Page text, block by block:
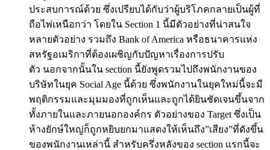
ประสบการณ์ด้วย ซึ่งเปรียบได้กับว่าผู้บริโภคกลายเป็นผู้ที่
ถือไพ่เหนือกว่า โดยใน Section 1 นี้มีตัวอย่างที่น่าสนใจ
หลายตัวอย่าง รวมถึง Bank of America หรือธนาคารแห่ง
สหรัฐอเมริกาที่ต้องเผชิญกับปัญหาเรื่องการปรับ
ตัว นอกจากนั้นใน section นี้ยังพูดรวมไปถึงพนักงานของ
บริษัทในยุค Social Age นี้ด้วย ซึ่งพนักงานในยุคใหม่นี้จะมี
พฤติกรรมและมุมมองที่ถูกเห็นและถูกได้ยินชัดเจนขึ้นจาก
ทั้งภายในและภายนอกองค์กร ตัวอย่างของ Target ซึ่งเป็น
ห้างยักษ์ใหญ่ก็ถูกหยิบยกมาแสดงให้เห็นถึง”เสียง”ที่ดังขึ้น
ของพนักงานเหล่านี้ สำหรับครึ่งหลังของ section แรกนี้จะ